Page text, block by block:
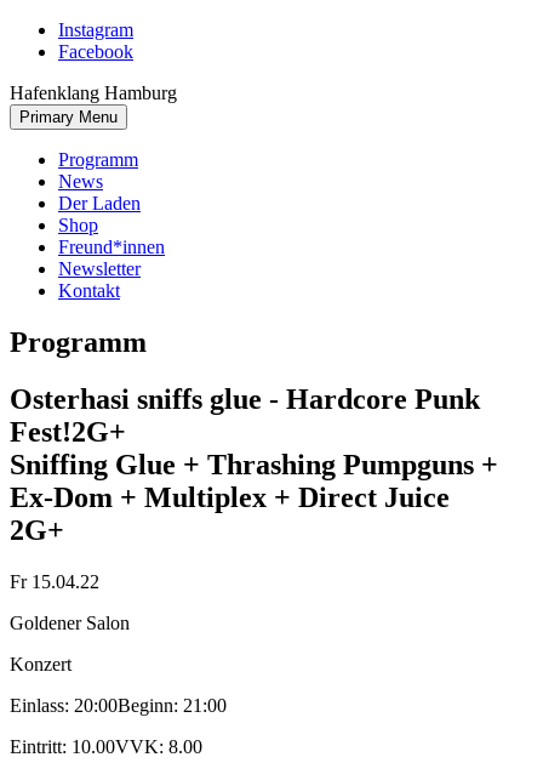
Skip
Instagram
Facebook
Hafenklang Hamburg
Primary Menu
Programm
News
Der Laden
Shop
Freund*innen
Newsletter
Kontakt
Programm
Osterhasi sniffs glue - Hardcore Punk
Fest!2G+
Sniffing Glue + Thrashing Pumpguns +
Ex-Dom + Multiplex + Direct Juice
2G+
Fr 15.04.22
Goldener Salon
Konzert
Einlass: 20:00Beginn: 21:00
Eintritt: 10.00VVK: 8.00